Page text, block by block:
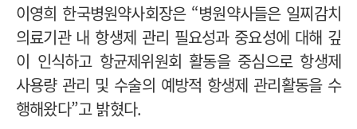
이영희 한국병원약사회장은 “병원약사들은 일찌감치
의료기관 내 항생제 관리 필요성과 중요성에 대해 깊
이 인식하고 항균제위원회 활동을 중심으로 항생제
사용량 관리 및 수술의 예방적 항생제 관리활동을 수
행해왔다”고 밝혔다.